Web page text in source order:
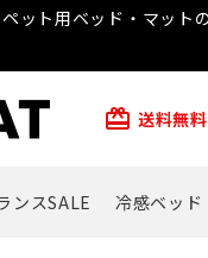
ット用ベッド・マット
card_giftcard 送料無料
ンスSALE 冷感ベッド